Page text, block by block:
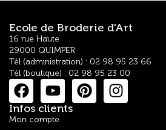
Ecole de Broderie d'Art
16 rue Haute
29000 QUIMPER
Tél (administration) : 02 98 95 23 66
Tél (boutique) : 02 98 95 23 00
Infos clients
Mon compte